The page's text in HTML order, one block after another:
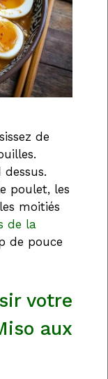
de
poulet, les
moitiés
de la
de pouce
votre
aux